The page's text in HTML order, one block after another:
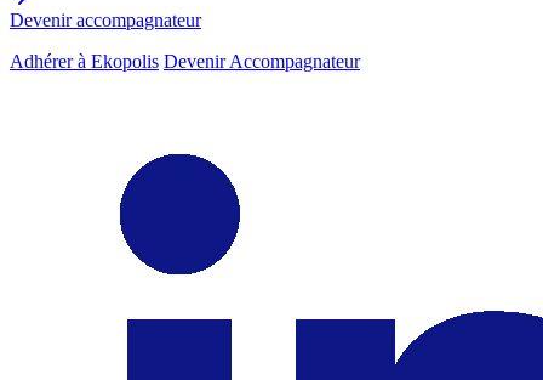
Devenir accompagnateur
Adhérer à Ekopolis Devenir Accompagnateur